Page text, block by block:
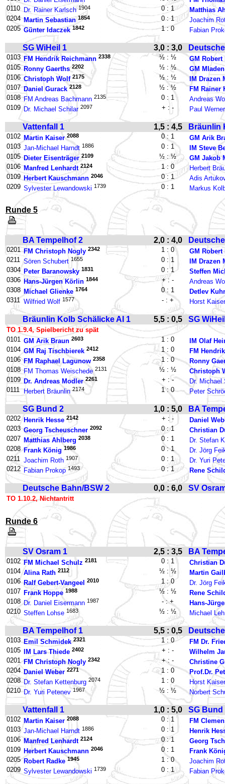
0110 Dr. Rainer Karlsch 1904 0 : 1
Matthias
0204 Martin Sebastian 1854 0 : 1
Joachim
0205 Günter Idaczek 1842 1 : 0 Fabian
SG WiHeil 1 3,0 : 3,0
0103 FM Hendrik Reichmann 2338 ½ : ½
GM Robert
0105 Ronny Gaerths 2202 ½ : ½
GM
0106 Christoph Wolf 2175 ½ : ½
IM Drazen
0107 Daniel Gurack 2128 ½ : ½
FM Rainer
0108 FM Andreas Bachmann 2135 0 : 1
Andreas
0109 Dr. Michael Schilar 2097 + : - Paul
Vattenfall 1 1,5 : 4,5 Bräunlin
0102 Martin Kaiser 2088 0 : 1
GM Arik
0103 Jan-Michael Harndt 1886 0 : 1
IM Steve
0105 Dieter Eisenträger 2109 ½ : ½
GM Jakob
0106 Manfred Lenhardt 2124 1 : 0
Herbert
0109 Herbert Kauschmann 2046 0 : 1
Adis
0209 Sylvester Lewandowski 1739 0 : 1 Markus
Runde 5
BA Tempelhof 2 2,0 : 4,0
0201 FM Christoph Nogly 2342 1 : 0
GM Robert
0211 Sören Schubert 1655 0 : 1
IM Drazen
0304 Peter Baranowsky 1831 0 : 1
Steffen
0306 Hans-Jürgen Körlin 1844 + : -
Andreas
0308 Michael Glienke 1764 0 : 1
Detlev
0311 Wilfried Wolf 1577 - : + Horst Kaiser
Bräunlin Kolb Schälicke AI 1 5,5 : 0,5 SG
TO 1.9.4, Spielbericht zu spät
0101 GM Arik Braun 2603 1 : 0
IM Olaf
0104 GM Raj Tischbierek 2412 1 : 0
FM
0106 FM Raphael Lagunow 2358 1 : 0
Ronny
0108 FM Thomas Weischede 2131 ½ : ½
Christoph
0109 Dr. Andreas Modler 2261 + : -
Dr. Michael
0111
Herbert Bräunlin 2174 1 : 0 Peter
SG Bund 2 1,0 : 5,0 BA
0202 Henrik Hesse 2142 + : -
Daniel
0203 Georg Tscheuschner 2092 0 : 1
Christian
0207 Matthias Ahlberg 2038 0 : 1
Dr. Stefan
0208 Frank König 1986 0 : 1
Dr. Jörg
0211 Joachim Roth 1907 0 : 1
Dr. Yuri
0212 Fabian Prokop 1493 0 : 1 Rene
Deutsche Bahn/BSW 2 0,0 : 6,0 SV
TO 1.10.2, Nichtantritt
Runde 6
SV Osram 1 2,5 : 3,5 BA
0102 FM Michael Schulz 2181 0 : 1
Christian
0104 Alina Rath 2112 ½ : ½
Martin
0106 Ralf Gebert-Vangeel 2010 1 : 0
Dr. Jörg
0107 Frank Hoppe 1988 ½ : ½
Rene
0108 Dr. Daniel Eisermann 1987 - : +
Hans-
0210 Steffen Lohse 1683 ½ : ½ Michael
BA Tempelhof 1 5,5 : 0,5
0103 Emil Schmidek 2321 1 : 0
FM Dr.
0105
IM Lars Thiede 2402 + : -
Wilhelm
0201 FM Christoph Nogly 2342 + : -
Christine
0204 Daniel Weber 2271 1 : 0
Prof.Dr.
0208 Dr. Stefan Kettenburg 2074 1 : 0
Horst Kaiser
0210 Dr. Yuri Petenev 1967 ½ : ½ Norbert
Vattenfall 1 1,0 : 5,0 SG Bund
0102 Martin Kaiser 2088 0 : 1
FM
0103 Jan-Michael Harndt 1886 0 : 1
Henrik
0106 Manfred Lenhardt 2124 0 : 1
Georg
0109 Herbert Kauschmann 2046 0 : 1
Frank
0205 Robert Radke 1945 1 : 0
Joachim
0209 Sylvester Lewandowski 1739 0 : 1 Fabian